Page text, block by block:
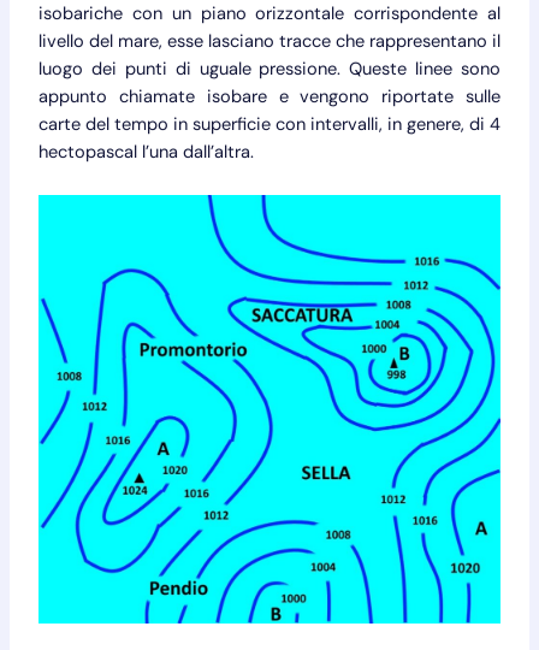
isobariche con un piano orizzontale corrispondente al
livello del mare, esse lasciano tracce che rappresentano il
luogo dei punti di uguale pressione. Queste linee sono
appunto chiamate isobare e vengono riportate sulle
carte del tempo in superficie con intervalli, in genere, di 4
hectopascal l’una dall’altra.